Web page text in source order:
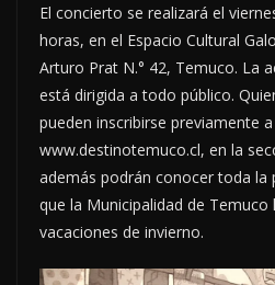
El concierto se realizará el
horas, en el Espacio Cultural
Arturo Prat N.° 42, Temuco. La
está dirigida a todo público.
pueden inscribirse previamente
www.destinotemuco.cl, en la
además podrán conocer toda la
que la Municipalidad de
vacaciones de invierno.